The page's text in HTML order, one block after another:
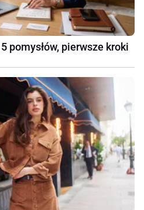
pomysłów, pierwsze kroki